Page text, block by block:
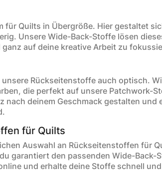
für Quilts in Übergröße. Hier gestaltet
Unsere Wide-Back-Stoffe lösen
auf deine kreative Arbeit zu
Rückseitenstoffe auch optisch.
die perfekt auf unsere Patchwork-
nach deinem Geschmack gestalten und
für Quilts
Auswahl an Rückseitenstoffen für
garantiert den passenden Wide-Back-
und erhalte deine Stoffe schnell und